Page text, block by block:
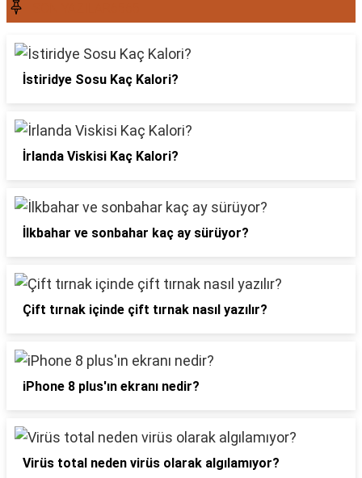
İstiridye Sosu Kaç Kalori?
İrlanda Viskisi Kaç Kalori?
İlkbahar ve sonbahar kaç ay sürüyor?
Çift tırnak içinde çift tırnak nasıl yazılır?
iPhone 8 plus'ın ekranı nedir?
Virüs total neden virüs olarak algılamıyor?